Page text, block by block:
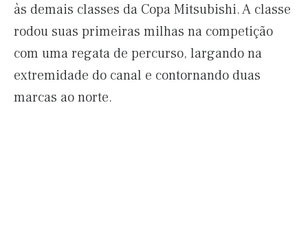
às demais classes da Copa Mitsubishi. A classe
rodou suas primeiras milhas na competição
com uma regata de percurso, largando na
extremidade do canal e contornando duas
marcas ao norte.